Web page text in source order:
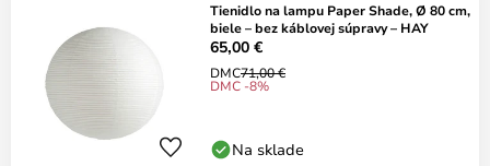
Tienidlo na lampu Paper Shade, Ø 80 cm,
biele – bez káblovej súpravy – HAY
65,00 €
DMC71,00 €
DMC -8%
Na sklade